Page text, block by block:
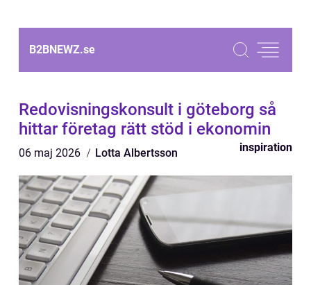
B2BNEWZ.se
Redovisningskonsult i göteborg så
hittar företag rätt stöd i ekonomin
06 maj 2026 Lotta Albertsson inspiration